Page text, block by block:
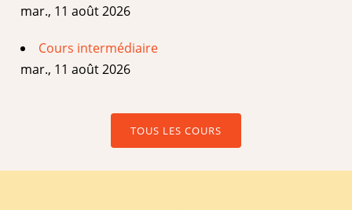
mar., 11 août 2026
Cours intermédiaire
mar., 11 août 2026
TOUS LES COURS